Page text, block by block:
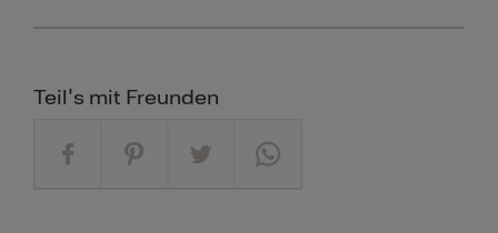
Teil's mit Freunden